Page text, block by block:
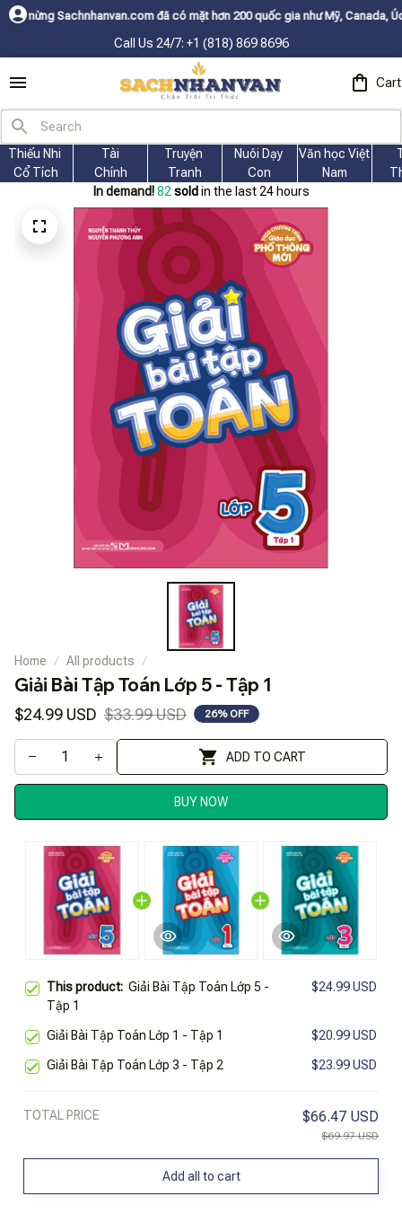
đã có mặt hơn 200 quốc gia như Mỹ, Canada, Úc, Nhật, Hàn, và
Call Us 24/7: +1 (818) 869 8696
Cart
Thiếu Nhi
Cổ Tích
Tài
Chính
Truyện
Tranh
Nuôi Dạy
Con
Văn học Việt
Nam
In demand! 82 sold in the last 24 hours
Home All products
Giải Bài Tập Toán Lớp 5 - Tập 1
$24.99 USD $33.99 USD 26% OFF
ADD TO CART
BUY NOW
This product: Giải Bài Tập Toán Lớp 5 -
Tập 1
$24.99 USD
Giải Bài Tập Toán Lớp 1 - Tập 1 $20.99 USD
Giải Bài Tập Toán Lớp 3 - Tập 2 $23.99 USD
TOTAL PRICE $66.47 USD
$69.97 USD
Add all to cart